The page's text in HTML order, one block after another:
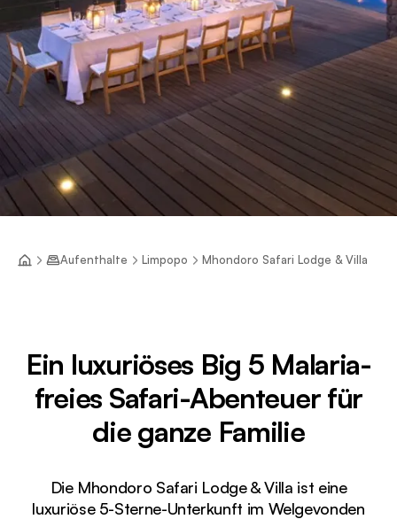
Aufenthalte Limpopo Mhondoro Safari Lodge & Villa
Ein luxuriöses Big 5 Malaria-
freies Safari-Abenteuer für
die ganze Familie
Die Mhondoro Safari Lodge & Villa ist eine
luxuriöse 5-Sterne-Unterkunft im Welgevonden